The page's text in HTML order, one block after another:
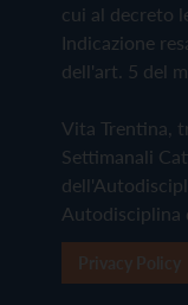
cui al decreto
Indicazione
dell'art. 5 del
Vita Trentina,
Settimanali
Autodisciplina